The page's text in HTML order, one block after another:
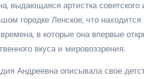
выдающаяся артистка советского
городке Ленское, что
в которые она впервые
вкуса и мировоззрения.
Андреевна описывала свое